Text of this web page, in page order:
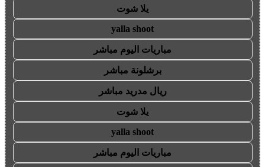
يلا شوت
yalla shoot
مباريات اليوم مباشر
برشلونة مباشر
ريال مدريد مباشر
يلا شوت
yalla shoot
مباريات اليوم مباشر